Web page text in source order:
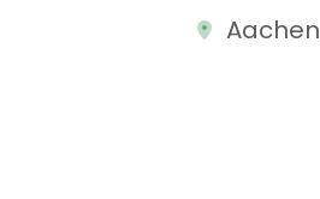
Aachen